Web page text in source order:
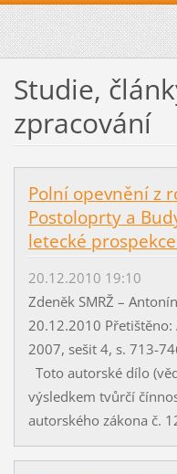
Studie,
zpracování
Polní opevnění z
Postoloprty a
letecké
20.12.2010 19:10
Zdeněk SMRŽ –
20.12.2010 Přetištěno:
2007, sešit 4, s. 713-
Toto autorské dílo
výsledkem tvůrčí
autorského zákona č.